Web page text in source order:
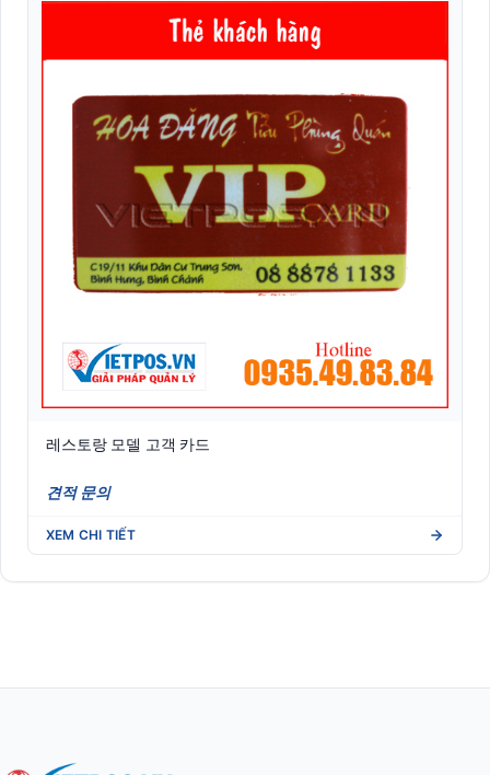
레스토랑 모델 고객 카드
견적 문의
XEM CHI TIẾT